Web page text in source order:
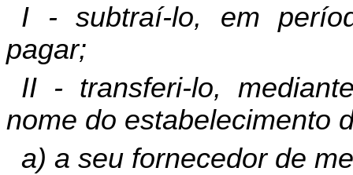
I - subtraí-lo, em
pagar;
II - transferi-lo,
nome do estabelecimento
a) a seu fornecedor de